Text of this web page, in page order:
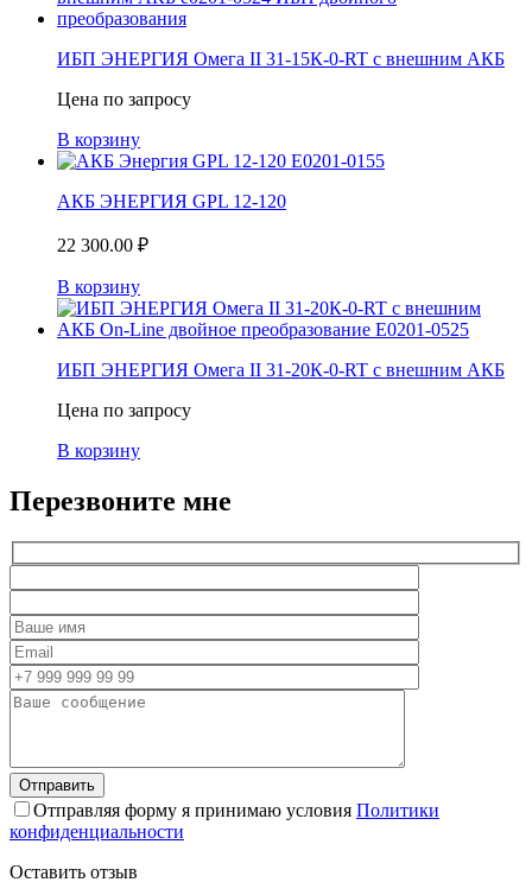
ИБП ЭНЕРГИЯ Омега II 31-15К-0-RT с внешним АКБ
Цена по запросу
В корзину
АКБ ЭНЕРГИЯ GPL 12-120
22 300.00 ₽
В корзину
ИБП ЭНЕРГИЯ Омега II 31-20К-0-RT с внешним АКБ
Цена по запросу
В корзину
Перезвоните мне
Отправляя форму я принимаю условия Политики
конфиденциальности
Оставить отзыв